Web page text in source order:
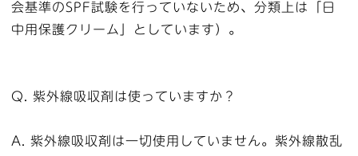
会基準のSPF試験を行っていないため、分類上は「日
中用保護クリーム」としています）。
Q. 紫外線吸収剤は使っていますか？
A. 紫外線吸収剤は一切使用していません。紫外線散乱